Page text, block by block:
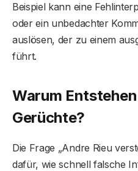
Beispiel kann eine
oder ein unbedachter
auslösen, der zu einem
führt.
Warum
Gerüchte?
Die Frage „Andre Rieu
dafür, wie schnell falsche